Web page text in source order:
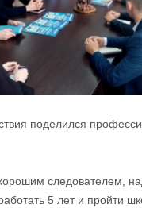
поделился
следователем,
5 лет и пройти